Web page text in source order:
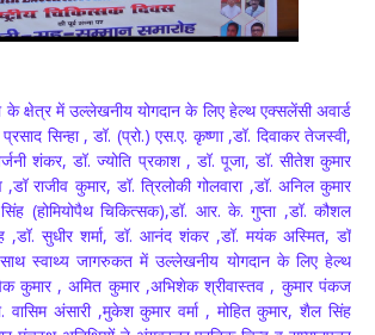
क्षेत्र में उल्लेखनीय योगदान के लिए हेल्थ एक्सलेंसी अवार्ड
सिन्हा , डॉ. (प्रो.) एस.ए. कृष्णा ,डॉ. दिवाकर तेजस्वी,
शंकर, डॉ. ज्योति प्रकाश , डॉ. पूजा, डॉ. सीतेश कुमार
राजीव कुमार, डॉ. त्रिलोकी गोलवारा ,डॉ. अनिल कुमार
(होमियोपैथ चिकित्सक),डॉ. आर. के. गुप्ता ,डॉ. कौशल
,डॉ. सुधीर शर्मा, डॉ. आनंद शंकर ,डॉ. मयंक अस्मित, डॉ
स्वाथ्य जागरुकत में उल्लेखनीय योगदान के लिए हेल्थ
कुमार , अमित कुमार ,अभिशेक श्रीवास्तव , कुमार पंकज
वासिम अंसारी ,मुकेश कुमार वर्मा , मोहित कुमार, शैल सिंह